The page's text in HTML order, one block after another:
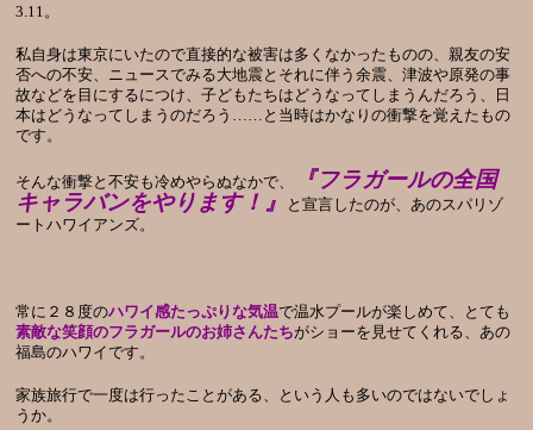
3.11。
私自身は東京にいたので直接的な被害は多くなかったものの、親友の安
否への不安、ニュースでみる大地震とそれに伴う余震、津波や原発の事
故などを目にするにつけ、子どもたちはどうなってしまうんだろう、日
本はどうなってしまうのだろう……と当時はかなりの衝撃を覚えたもの
です。
そんな衝撃と不安も冷めやらぬなかで、
『フラガールの全国
キャラバンをやります！』
と宣言したのが、あのスパリゾ
ートハワイアンズ。
常に２８度のハワイ感たっぷりな気温で温水プールが楽しめて、とても
素敵な笑顔のフラガールのお姉さんたちがショーを見せてくれる、あの
福島のハワイです。
家族旅行で一度は行ったことがある、という人も多いのではないでしょ
うか。